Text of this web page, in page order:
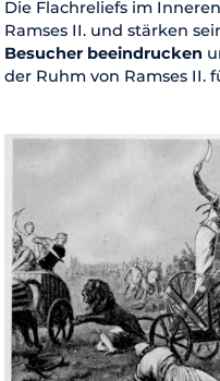
Die Flachreliefs im
Ramses II. und stärken
Besucher beeindrucken
der Ruhm von Ramses II.